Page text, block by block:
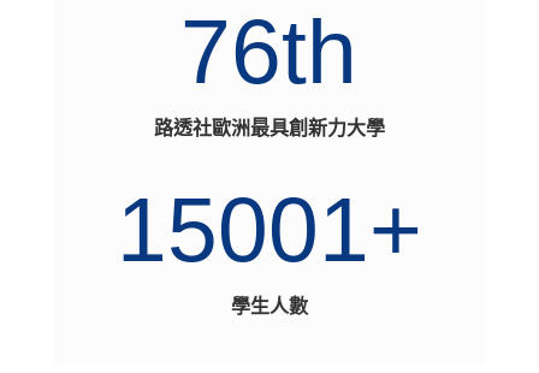
76th
路透社歐洲最具創新力大學
15001+
學生人數